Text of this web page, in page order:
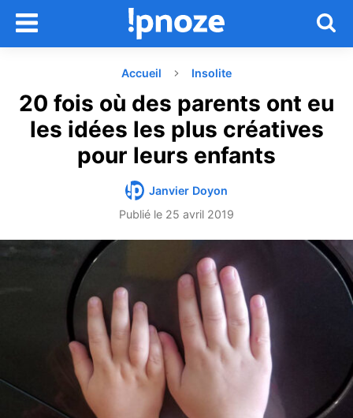
Accueil Insolite
20 fois où des parents ont eu
les idées les plus créatives
pour leurs enfants
Janvier Doyon
Publié le 25 avril 2019